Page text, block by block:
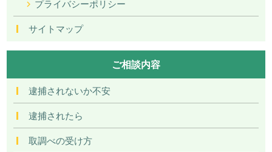
プライバシーポリシー
サイトマップ
ご相談内容
逮捕されないか不安
逮捕されたら
取調べの受け方